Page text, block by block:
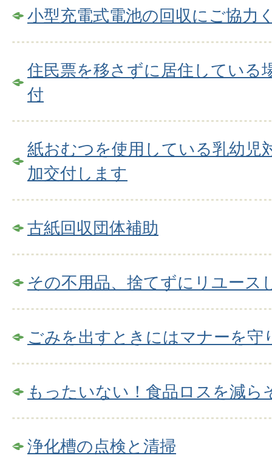
小型充電式電池の回収にご協力
住民票を移さずに居住している
付
紙おむつを使用している乳幼児
加交付します
古紙回収団体補助
その不用品、捨てずにリユース
ごみを出すときにはマナーを守
もったいない！食品ロスを減ら
浄化槽の点検と清掃